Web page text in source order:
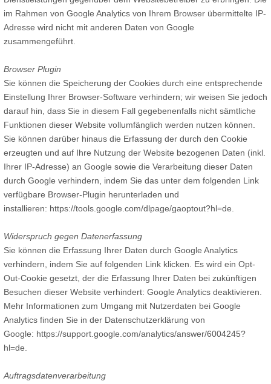
im Rahmen von Google Analytics von Ihrem Browser übermittelte IP-
Adresse wird nicht mit anderen Daten von Google
zusammengeführt.
Browser Plugin
Sie können die Speicherung der Cookies durch eine entsprechende
Einstellung Ihrer Browser-Software verhindern; wir weisen Sie jedoch
darauf hin, dass Sie in diesem Fall gegebenenfalls nicht sämtliche
Funktionen dieser Website vollumfänglich werden nutzen können.
Sie können darüber hinaus die Erfassung der durch den Cookie
erzeugten und auf Ihre Nutzung der Website bezogenen Daten (inkl.
Ihrer IP-Adresse) an Google sowie die Verarbeitung dieser Daten
durch Google verhindern, indem Sie das unter dem folgenden Link
verfügbare Browser-Plugin herunterladen und
installieren: https://tools.google.com/dlpage/gaoptout?hl=de.
Widerspruch gegen Datenerfassung
Sie können die Erfassung Ihrer Daten durch Google Analytics
verhindern, indem Sie auf folgenden Link klicken. Es wird ein Opt-
Out-Cookie gesetzt, der die Erfassung Ihrer Daten bei zukünftigen
Besuchen dieser Website verhindert: Google Analytics deaktivieren.
Mehr Informationen zum Umgang mit Nutzerdaten bei Google
Analytics finden Sie in der Datenschutzerklärung von
Google: https://support.google.com/analytics/answer/6004245?
hl=de.
Auftragsdatenverarbeitung